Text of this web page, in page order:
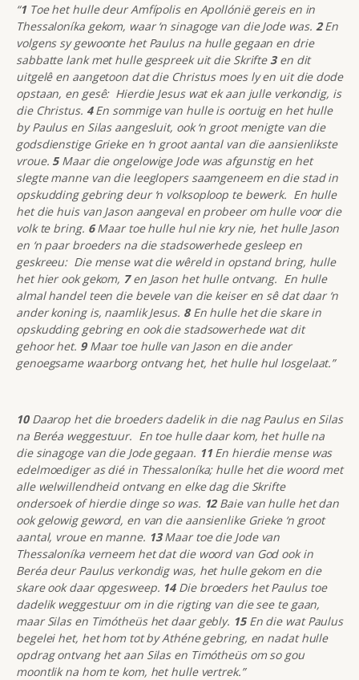
“1Toe het hulle deur Amfípolis en Apollónië gereis en in
Thessaloníka gekom, waar ‘n sinagoge van die Jode was. 2En
volgens sy gewoonte het Paulus na hulle gegaan en drie
sabbatte lank met hulle gespreek uit die Skrifte3en dit
uitgelê en aangetoon dat die Christus moes ly en uit die dode
opstaan, en gesê: Hierdie Jesus wat ek aan julle verkondig, is
die Christus. 4En sommige van hulle is oortuig en het hulle
by Paulus en Silas aangesluit, ook ‘n groot menigte van die
godsdienstige Grieke en ‘n groot aantal van die aansienlikste
vroue. 5Maar die ongelowige Jode was afgunstig en het
slegte manne van die leeglopers saamgeneem en die stad in
opskudding gebring deur ‘n volksoploop te bewerk. En hulle
het die huis van Jason aangeval en probeer om hulle voor die
volk te bring. 6Maar toe hulle hul nie kry nie, het hulle Jason
en ‘n paar broeders na die stadsowerhede gesleep en
geskreeu: Die mense wat die wêreld in opstand bring, hulle
het hier ook gekom, 7en Jason het hulle ontvang. En hulle
almal handel teen die bevele van die keiser en sê dat daar ‘n
ander koning is, naamlik Jesus. 8En hulle het die skare in
opskudding gebring en ook die stadsowerhede wat dit
gehoor het. 9Maar toe hulle van Jason en die ander
genoegsame waarborg ontvang het, het hulle hul losgelaat.”
10Daarop het die broeders dadelik in die nag Paulus en Silas
na Beréa weggestuur. En toe hulle daar kom, het hulle na
die sinagoge van die Jode gegaan. 11En hierdie mense was
edelmoediger as dié in Thessaloníka; hulle het die woord met
alle welwillendheid ontvang en elke dag die Skrifte
ondersoek of hierdie dinge so was. 12Baie van hulle het dan
ook gelowig geword, en van die aansienlike Grieke ‘n groot
aantal, vroue en manne. 13Maar toe die Jode van
Thessaloníka verneem het dat die woord van God ook in
Beréa deur Paulus verkondig was, het hulle gekom en die
skare ook daar opgesweep. 14Die broeders het Paulus toe
dadelik weggestuur om in die rigting van die see te gaan,
maar Silas en Timótheüs het daar gebly. 15En die wat Paulus
begelei het, het hom tot by Athéne gebring, en nadat hulle
opdrag ontvang het aan Silas en Timótheüs om so gou
moontlik na hom te kom, het hulle vertrek.”